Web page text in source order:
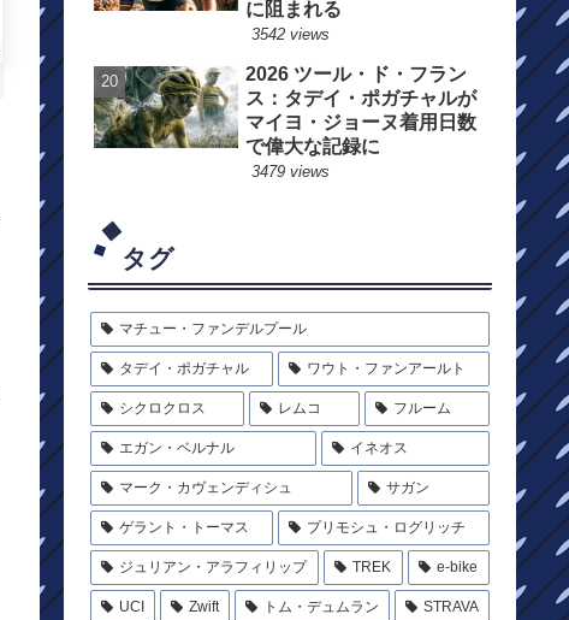
に阻まれる
3542 views
2026 ツール・ド・フラン
ス：タデイ・ポガチャルが
マイヨ・ジョーヌ着用日数
で偉大な記録に
3479 views
タグ
マチュー・ファンデルプール
タデイ・ポガチャル ワウト・ファンアールト
シクロクロス レムコ フルーム
エガン・ベルナル イネオス
マーク・カヴェンディシュ サガン
ゲラント・トーマス プリモシュ・ログリッチ
ジュリアン・アラフィリップ TREK e-bike
UCI Zwift トム・デュムラン STRAVA